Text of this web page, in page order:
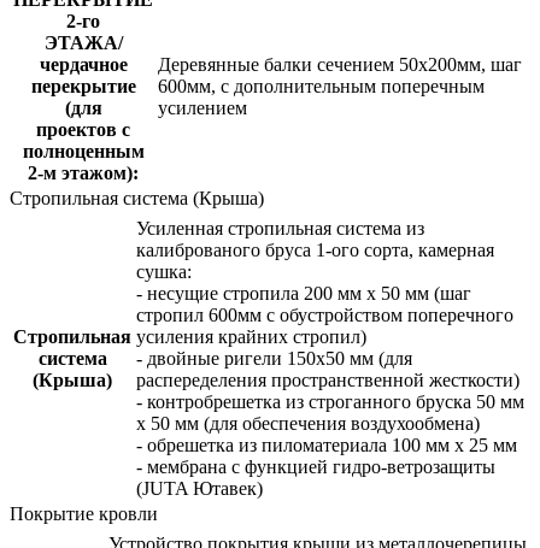
2-го
ЭТАЖА/
чердачное
перекрытие
(для
проектов с
полноценным
2-м этажом):
Деревянные балки сечением 50х200мм, шаг
600мм, с дополнительным поперечным
усилением
Стропильная система (Крыша)
Стропильная
система
(Крыша)
Усиленная стропильная система из
калиброваного бруса 1-ого сорта, камерная
сушка:
- несущие стропила 200 мм x 50 мм (шаг
стропил 600мм с обустройством поперечного
усиления крайних стропил)
- двойные ригели 150х50 мм (для
распеределения пространственной жесткости)
- контробрешетка из строганного бруска 50 мм
x 50 мм (для обеспечения воздухообмена)
- обрешетка из пиломатериала 100 мм x 25 мм
- мембрана с функцией гидро-ветрозащиты
(JUTA Ютавек)
Покрытие кровли
Устройство покрытия крыши из металлочерепицы